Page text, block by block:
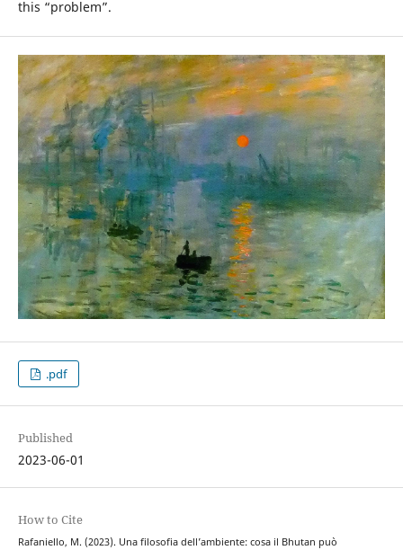
this “problem”.
.pdf
Published
2023-06-01
How to Cite
Rafaniello, M. (2023). Una filosofia dell’ambiente: cosa il Bhutan può